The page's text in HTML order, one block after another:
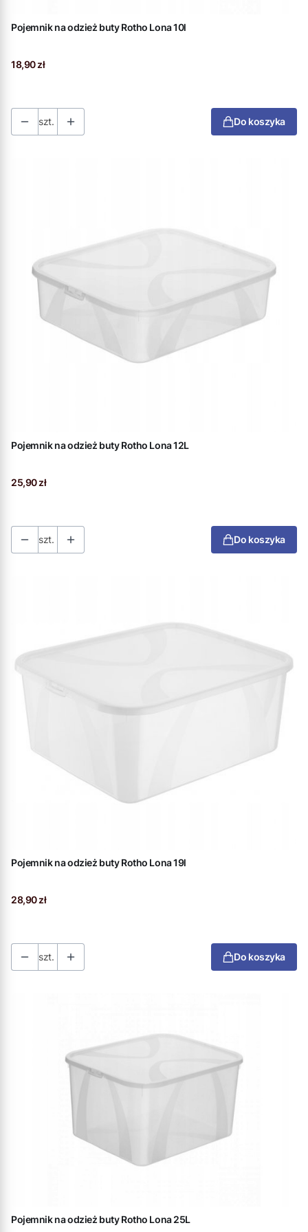
Pojemnik na odzież buty Rotho Lona 10l
Cena
18,90 zł
szt. Do koszyka
Pojemnik na odzież buty Rotho Lona 12L
Cena
25,90 zł
szt. Do koszyka
Pojemnik na odzież buty Rotho Lona 19l
Cena
28,90 zł
szt. Do koszyka
Pojemnik na odzież buty Rotho Lona 25L